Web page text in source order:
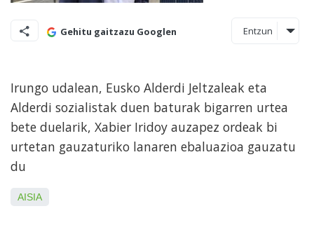
Gehitu gaitzazu Googlen Entzun
Irungo udalean, Eusko Alderdi Jeltzaleak eta
Alderdi sozialistak duen baturak bigarren urtea
bete duelarik, Xabier Iridoy auzapez ordeak bi
urtetan gauzaturiko lanaren ebaluazioa gauzatu
du
AISIA